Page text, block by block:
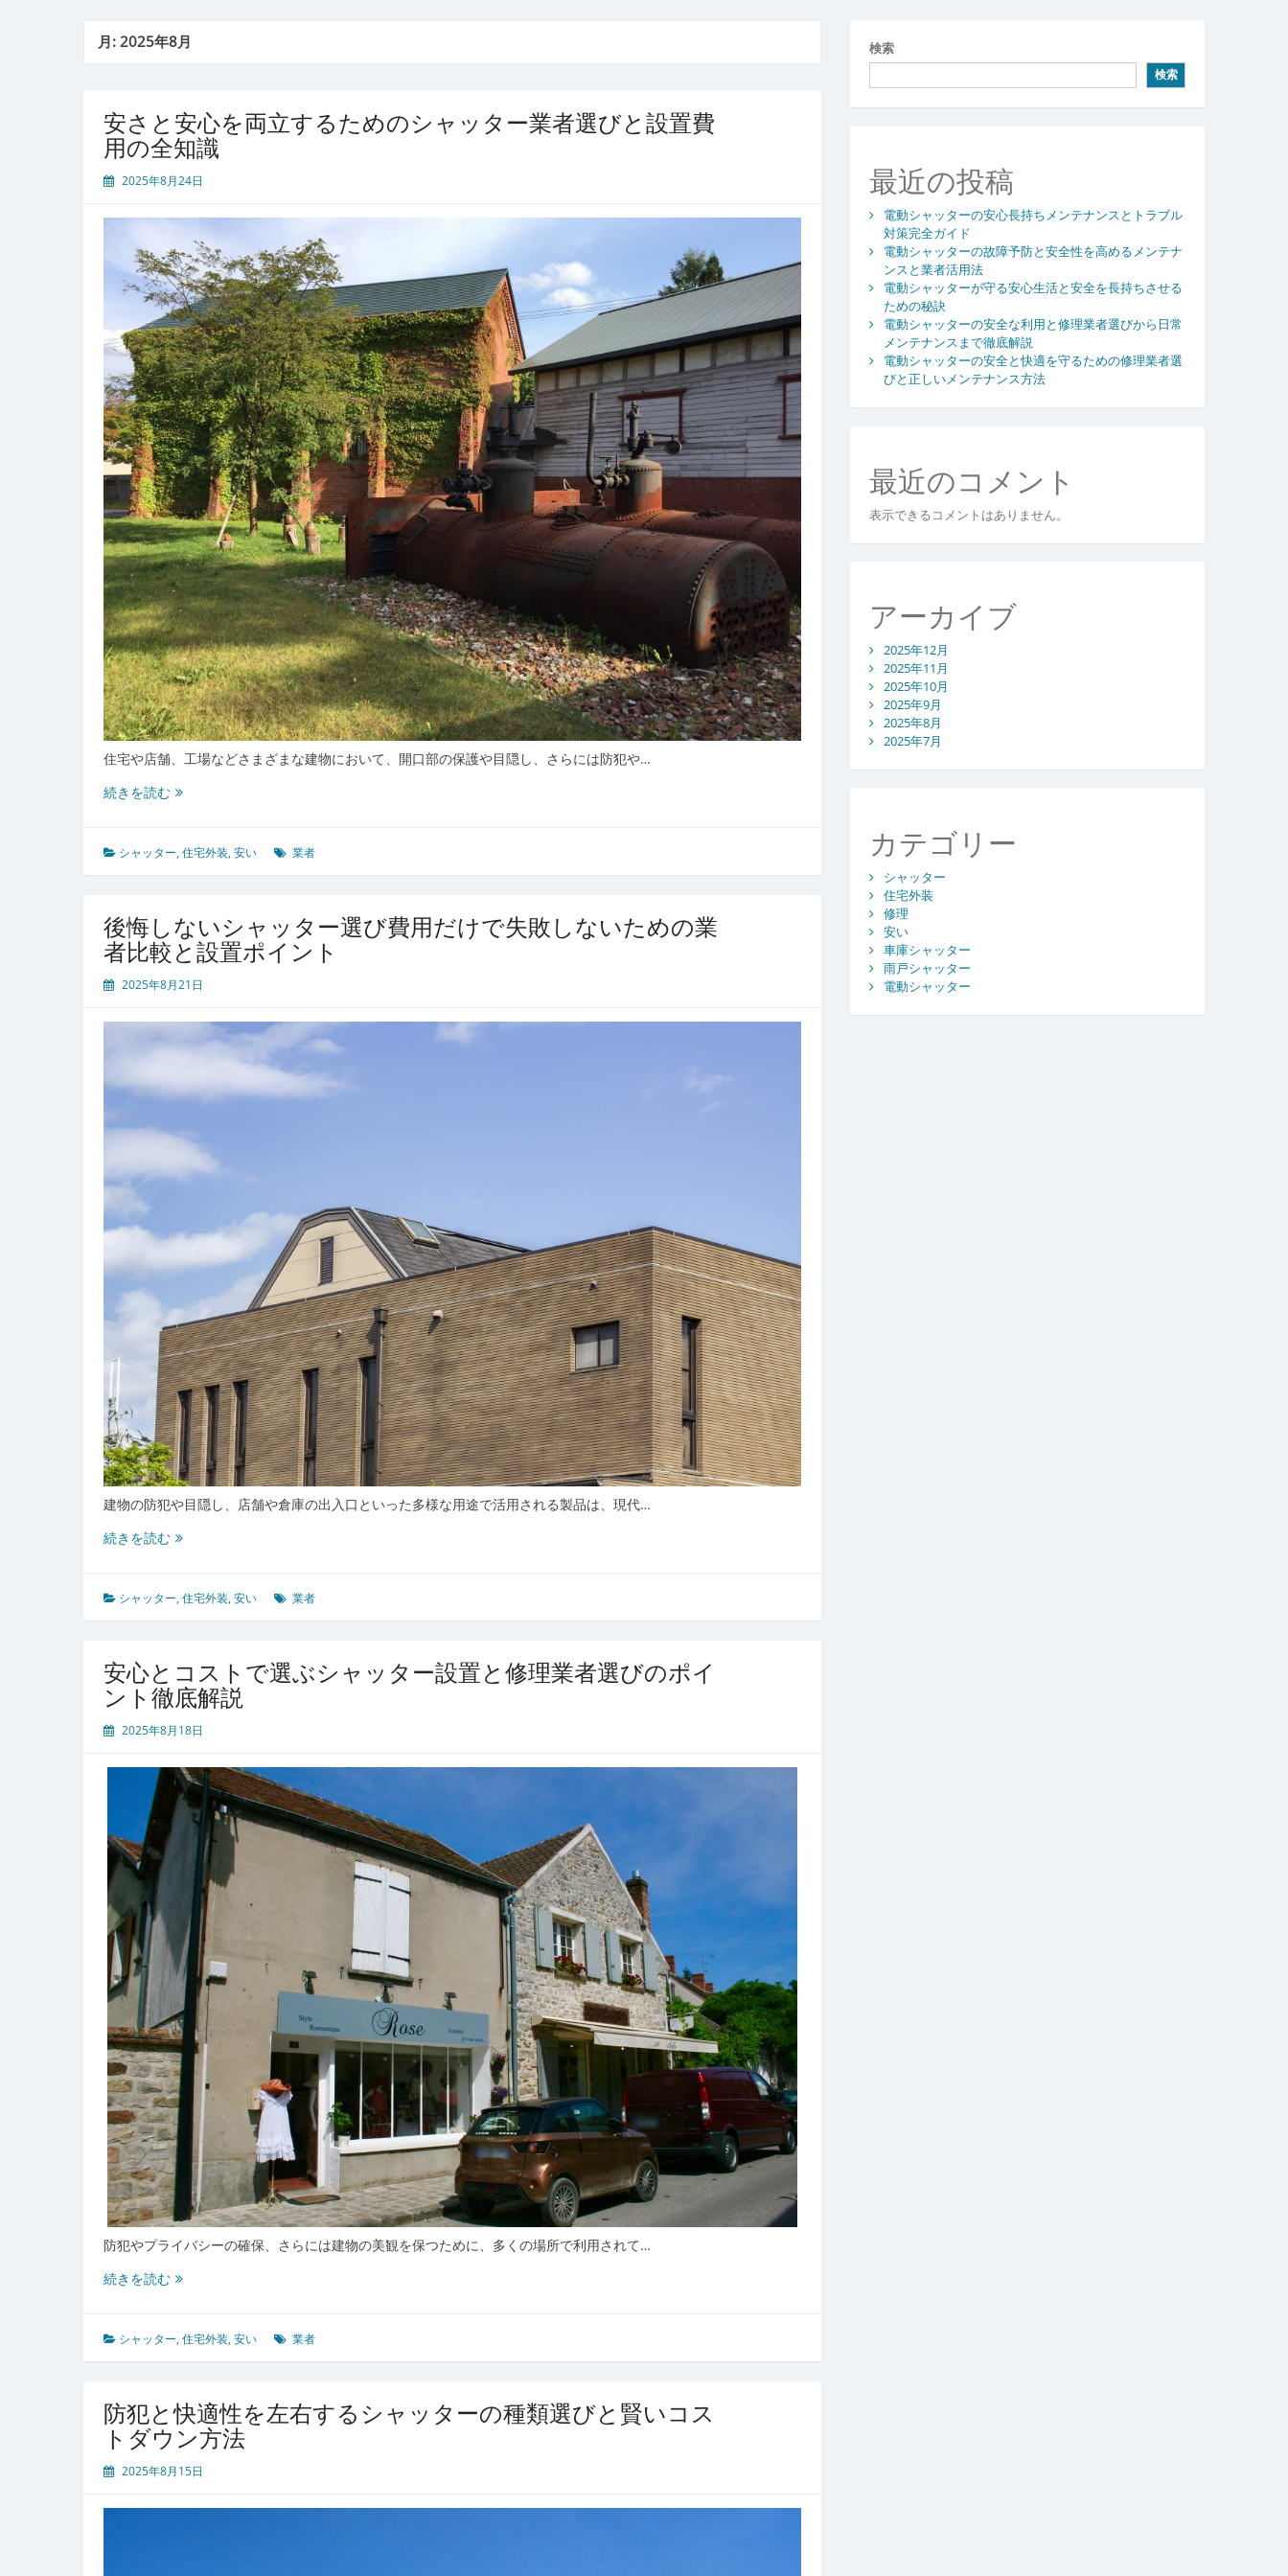
月:2025年8月
安さと安心を両立するためのシャッター業者選びと設置費
用の全知識
2025年8月24日
住宅や店舗、工場などさまざまな建物において、開口部の保護や目隠し、さらには防犯や…
続きを読む安
安
心
立
す
た
シ
ッ
ー
者
と
置
用
の
全
知
識
シャッター,住宅外装,安い 業者
後悔しないシャッター選び費用だけで失敗しないための業
者比較と設置ポイント
2025年8月21日
建物の防犯や目隠し、店舗や倉庫の出入口といった多様な用途で活用される製品は、現代…
続きを読む後
な
い
ッ
タ
選
費
用
だ
け
い
た
の
業
者
比
較
と
設
置
ポ
イ
ン
ト
シャッター,住宅外装,安い 業者
安心とコストで選ぶシャッター設置と修理業者選びのポイ
ント徹底解説
2025年8月18日
防犯やプライバシーの確保、さらには建物の美観を保つために、多くの場所で利用されて…
続きを読む安
コ
ス
で
選
ぶ
ャ
シャッター,住宅外装,安い 業者
防犯と快適性を左右するシャッターの種類選びと賢いコス
トダウン方法
2025年8月15日
検索
検索
最近の投稿
電動シャッターの安心長持ちメンテナンスとトラブル
対策完全ガイド
電動シャッターの故障予防と安全性を高めるメンテナ
ンスと業者活用法
電動シャッターが守る安心生活と安全を長持ちさせる
ための秘訣
電動シャッターの安全な利用と修理業者選びから日常
メンテナンスまで徹底解説
電動シャッターの安全と快適を守るための修理業者選
びと正しいメンテナンス方法
最近のコメント
表示できるコメントはありません。
アーカイブ
2025年12月
2025年11月
2025年10月
2025年9月
2025年8月
2025年7月
カテゴリー
シャッター
住宅外装
修理
安い
車庫シャッター
雨戸シャッター
電動シャッター